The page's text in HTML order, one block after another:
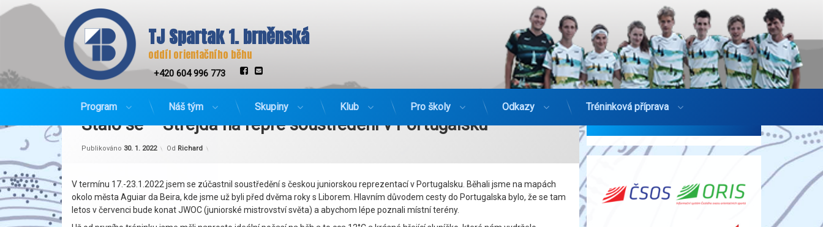
webu
TJ Spartak 1. brněnská
oddíl orientačního běhu
Tel:
+420 604 996 773 Facebook
E-mail
Program Náš tým Skupiny Klub Pro školy Odkazy Tréninková příprava
Stalo se – Strejda na repre soustředění v Portugalsku
Publikováno 30. 1. 2022
Aktualizováno
Od Richard
V termínu 17.-23.1.2022 jsem se zúčastnil soustředění s českou juniorskou reprezentací v Portugalsku. Běhali jsme na mapách
okolo města Aguiar da Beira, kde jsme už byli před dvěma roky s Liborem. Hlavním důvodem cesty do Portugalska bylo, že se tam
letos v červenci bude konat JWOC (juniorské mistrovství světa) a abychom lépe poznali místní terény.